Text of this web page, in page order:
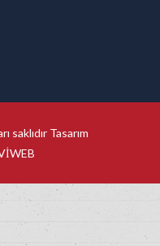
saklıdır Tasarım